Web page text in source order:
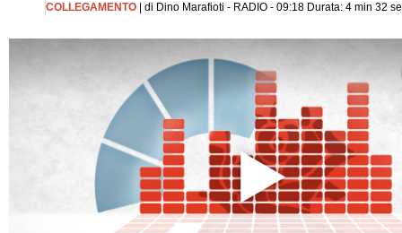
COLLEGAMENTO | di Dino Marafioti - RADIO - 09:18 Durata: 4 min 32